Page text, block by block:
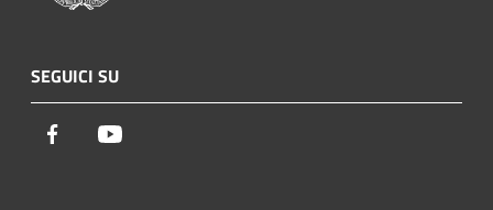
SEGUICI SU
Facebook